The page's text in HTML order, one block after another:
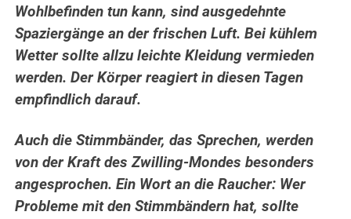
Wohlbefinden tun kann, sind ausgedehnte
Spaziergänge an der frischen Luft. Bei kühlem
Wetter sollte allzu leichte Kleidung vermieden
werden. Der Körper reagiert in diesen Tagen
empfindlich darauf.
Auch die Stimmbänder, das Sprechen, werden
von der Kraft des Zwilling-Mondes besonders
angesprochen. Ein Wort an die Raucher: Wer
Probleme mit den Stimmbändern hat, sollte